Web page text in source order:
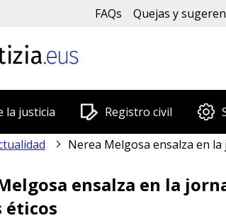
FAQs Quejas y
la justicia Registro civil
Nerea Melgosa ensalza en la jornada "Arbitraje de Equidad"
ensalza en la
éticos